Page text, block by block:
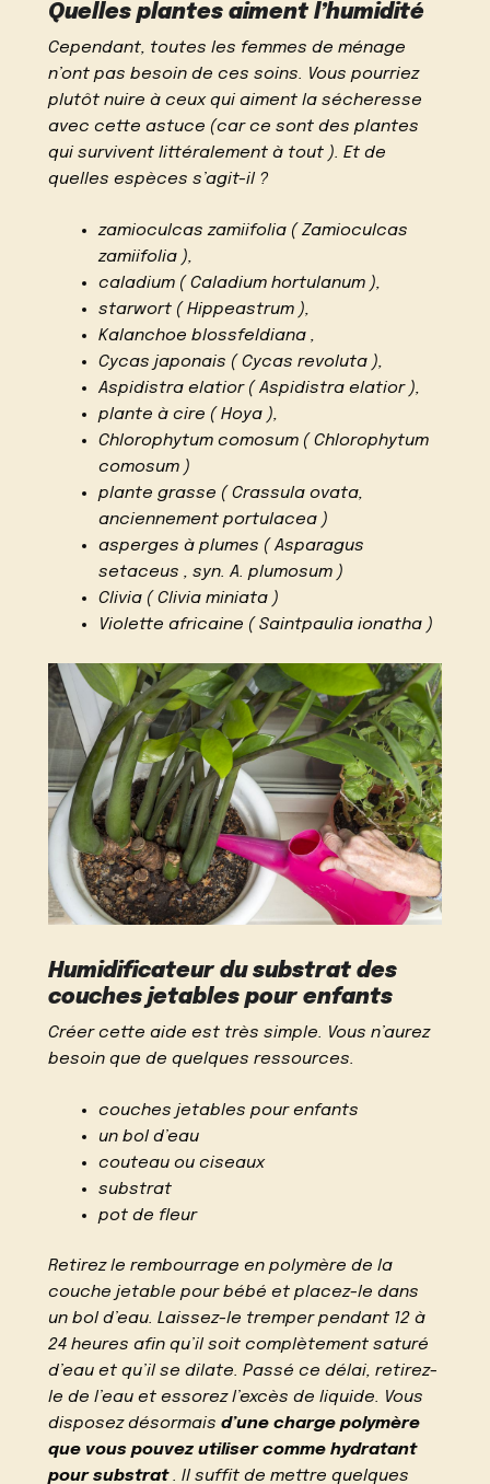
Quelles plantes aiment l’humidité
Cependant, toutes les femmes de ménage
n’ont pas besoin de ces soins. Vous pourriez
plutôt nuire à ceux qui aiment la sécheresse
avec cette astuce (car ce sont des plantes
qui survivent littéralement à tout ). Et de
quelles espèces s’agit-il ?
zamioculcas zamiifolia ( Zamioculcas
zamiifolia ),
caladium ( Caladium hortulanum ),
starwort ( Hippeastrum ),
Kalanchoe blossfeldiana ,
Cycas japonais ( Cycas revoluta ),
Aspidistra elatior ( Aspidistra elatior ),
plante à cire ( Hoya ),
Chlorophytum comosum ( Chlorophytum
comosum )
plante grasse ( Crassula ovata,
anciennement portulacea )
asperges à plumes ( Asparagus
setaceus , syn. A. plumosum )
Clivia ( Clivia miniata )
Violette africaine ( Saintpaulia ionatha )
Humidificateur du substrat des
couches jetables pour enfants
Créer cette aide est très simple. Vous n’aurez
besoin que de quelques ressources.
couches jetables pour enfants
un bol d’eau
couteau ou ciseaux
substrat
pot de fleur
Retirez le rembourrage en polymère de la
couche jetable pour bébé et placez-le dans
un bol d’eau. Laissez-le tremper pendant 12 à
24 heures afin qu’il soit complètement saturé
d’eau et qu’il se dilate. Passé ce délai, retirez-
le de l’eau et essorez l’excès de liquide. Vous
disposez désormaisd’une charge polymère
que vous pouvez utiliser comme hydratant
pour substrat. Il suffit de mettre quelques